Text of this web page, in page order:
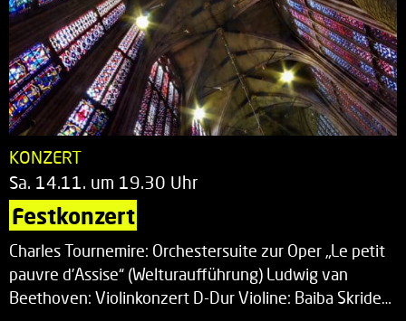
KONZERT
Sa. 14.11. um 19.30 Uhr
Festkonzert
Charles Tournemire: Orchestersuite zur Oper „Le petit
pauvre d’Assise“ (Welturaufführung) Ludwig van
Beethoven: Violinkonzert D-Dur Violine: Baiba Skride…